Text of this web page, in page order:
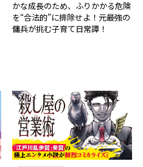
かな成長のため、ふりかかる危険
を“合法的”に排除せよ！元最強の
傭兵が挑む子育て日常譚！